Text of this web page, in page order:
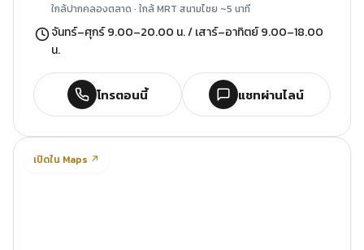
ใกล้ปากคลองตลาด · ใกล้ MRT สนามไชย ~5 นาที
จันทร์–ศุกร์ 9.00–20.00 น. / เสาร์–อาทิตย์ 9.00–18.00
น.
โทรตอนนี้ แชทผ่านไลน์
เปิดใน Maps ↗